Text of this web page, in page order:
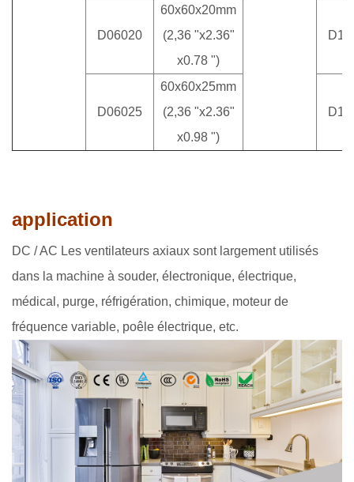
D06020
60x60x20mm
(2,36 "x2.36"
x0.78 ")
D06025
60x60x25mm
(2,36 "x2.36"
x0.98 ")
application
DC / AC Les ventilateurs axiaux sont largement utilisés
dans la machine à souder, électronique, électrique,
médical, purge, réfrigération, chimique, moteur de
fréquence variable, poêle électrique, etc.